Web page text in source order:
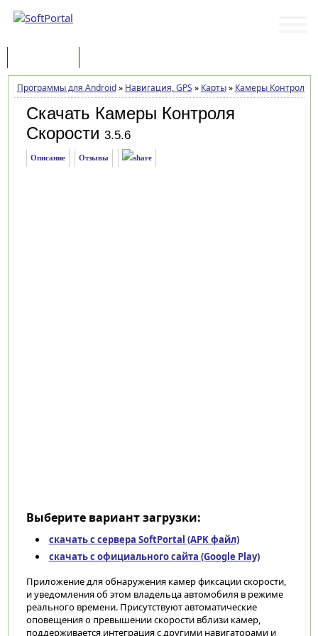
Программы для Android» Навигация, GPS » Карты» Камеры Контроля
Скачать Камеры Контроля
Скорости 3.5.6
Описание Отзывы
Выберите вариант загрузки:
скачать с сервера SoftPortal (APK файл)
скачать с официального сайта (Google Play)
Приложение для обнаружения камер фиксации скорости,
и уведомления об этом владельца автомобиля в режиме
реального времени. Присутствуют автоматические
оповещения о превышении скорости вблизи камер,
поддерживается интеграция с другими навигаторами и